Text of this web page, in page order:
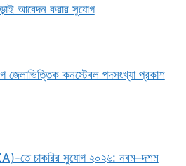
আবেদন করার সুযোগ
জেলাভিত্তিক কনস্টেবল পদসংখ্যা প্রকাশ
তে চাকরির সুযোগ ২০২৬: নবম–দশম